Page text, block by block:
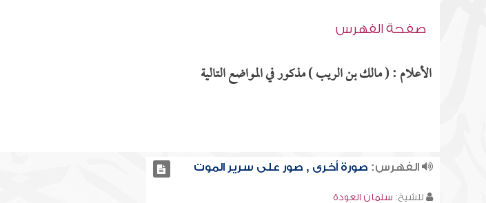
صفحة الفهرس
الأعلام : ( مالك بن الريب ) مذكور في المواضع التالية
الفهرس: صورة أخرى , صور على سرير الموت
للشيخ: سلمان العودة